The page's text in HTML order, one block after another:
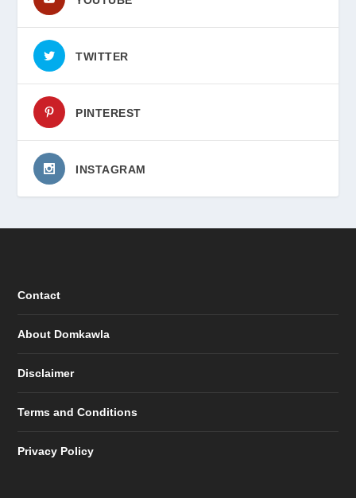
TWITTER
PINTEREST
INSTAGRAM
Contact
About Domkawla
Disclaimer
Terms and Conditions
Privacy Policy